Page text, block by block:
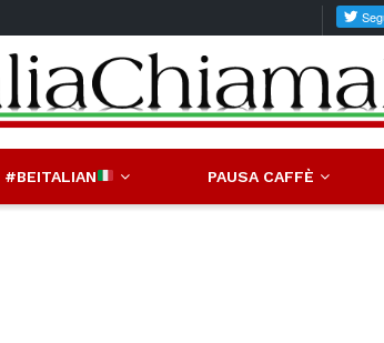
#BEITALIAN PAUSA CAFFÈ